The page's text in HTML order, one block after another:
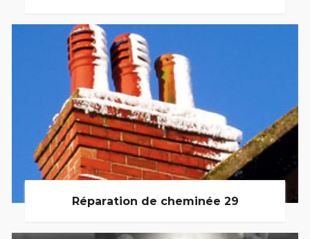
Réparation de cheminée 29